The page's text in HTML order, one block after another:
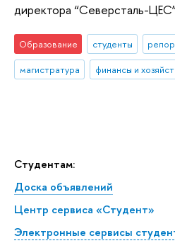
Студентам:
Доска объявлений
Центр сервиса «Студент»
Электронные сервисы
директора “Северсталь-
Образование студенты
магистратура
финансы и